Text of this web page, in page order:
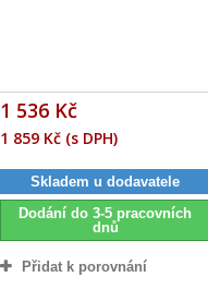
1 536 Kč
1 859 Kč (s DPH)
Skladem u dodavatele
Dodání do 3-5 pracovních
dnů
Přidat k porovnání